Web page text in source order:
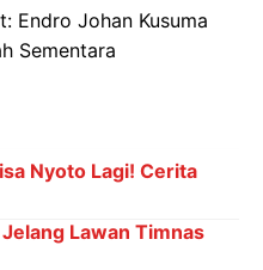
Nyoto Lagi! Cerita
Lawan Timnas